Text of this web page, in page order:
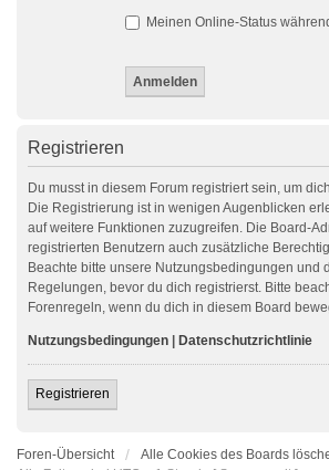
Meinen Online-Status
Registrieren
Du musst in diesem Forum registriert sein, um
Die Registrierung ist in wenigen Augenblicken
auf weitere Funktionen zuzugreifen. Die Board-
registrierten Benutzern auch zusätzliche
Beachte bitte unsere Nutzungsbedingungen und
Regelungen, bevor du dich registrierst. Bitte
Forenregeln, wenn du dich in diesem Board
Nutzungsbedingungen Datenschutzrichtlinie
Registrieren
Foren-Übersicht
Alle Cookies des Boards